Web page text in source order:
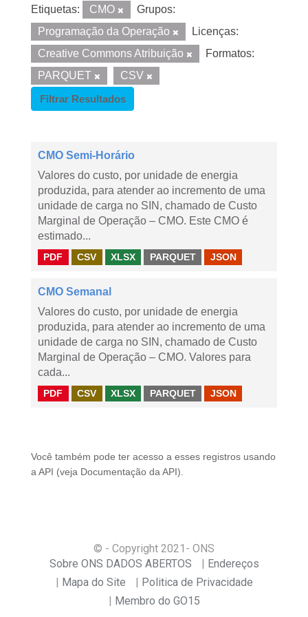
Etiquetas: CMO
Grupos:
Programação da Operação
Licenças:
Creative Commons Atribuição
Formatos:
PARQUET
CSV
Filtrar Resultados
CMO Semi-Horário
Valores do custo, por unidade de energia
produzida, para atender ao incremento de uma
unidade de carga no SIN, chamado de Custo
Marginal de Operação – CMO. Este CMO é
estimado...
PDF CSV XLSX PARQUET JSON
CMO Semanal
Valores do custo, por unidade de energia
produzida, para atender ao incremento de uma
unidade de carga no SIN, chamado de Custo
Marginal de Operação – CMO. Valores para
cada...
PDF CSV XLSX PARQUET JSON
Você também pode ter acesso a esses registros usando
a API (veja Documentação da API ).
© - Copyright 2021 - ONS
Sobre ONS DADOS ABERTOS
Endereços
Mapa do Site
Politica de Privacidade
Membro do GO15